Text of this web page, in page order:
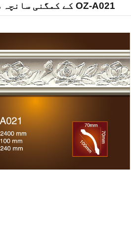
Carving کے کمگنی سانچہ سازی OZ-A021